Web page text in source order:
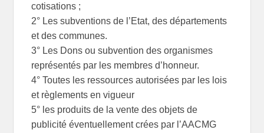
cotisations ;
2° Les subventions de l’Etat, des départements
et des communes.
3° Les Dons ou subvention des organismes
représentés par les membres d’honneur.
4° Toutes les ressources autorisées par les lois
et règlements en vigueur
5° les produits de la vente des objets de
publicité éventuellement crées par l’AACMG